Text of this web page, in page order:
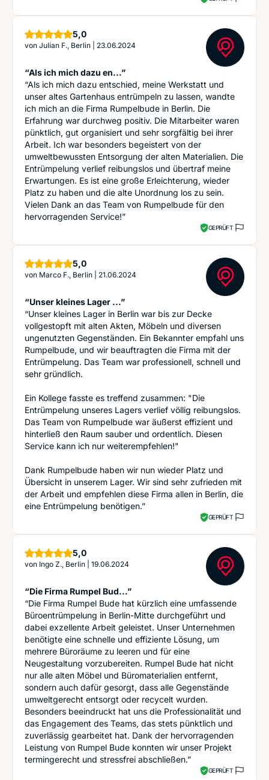
5,0Sterne
von Julian F., Berlin 23.06.2024
“Als ich mich dazu en...”
“Als ich mich dazu entschied, meine Werkstatt und
unser altes Gartenhaus entrümpeln zu lassen, wandte
ich mich an die Firma Rumpelbude in Berlin. Die
Erfahrung war durchweg positiv. Die Mitarbeiter waren
pünktlich, gut organisiert und sehr sorgfältig bei ihrer
Arbeit. Ich war besonders begeistert von der
umweltbewussten Entsorgung der alten Materialien. Die
Entrümpelung verlief reibungslos und übertraf meine
Erwartungen. Es ist eine große Erleichterung, wieder
Platz zu haben und die alte Unordnung los zu sein.
Vielen Dank an das Team von Rumpelbude für den
hervorragenden Service!”
GEPRÜFT
5,0Sterne
von Marco F., Berlin 21.06.2024
“Unser kleines Lager ...”
“Unser kleines Lager in Berlin war bis zur Decke
vollgestopft mit alten Akten, Möbeln und diversen
ungenutzten Gegenständen. Ein Bekannter empfahl uns
Rumpelbude, und wir beauftragten die Firma mit der
Entrümpelung. Das Team war professionell, schnell und
sehr gründlich.
Ein Kollege fasste es treffend zusammen: "Die
Entrümpelung unseres Lagers verlief völlig reibungslos.
Das Team von Rumpelbude war äußerst effizient und
hinterließ den Raum sauber und ordentlich. Diesen
Service kann ich nur weiterempfehlen!"
Dank Rumpelbude haben wir nun wieder Platz und
Übersicht in unserem Lager. Wir sind sehr zufrieden mit
der Arbeit und empfehlen diese Firma allen in Berlin, die
eine Entrümpelung benötigen.”
GEPRÜFT
5,0Sterne
von Ingo Z., Berlin 19.06.2024
“Die Firma Rumpel Bud...”
“Die Firma Rumpel Bude hat kürzlich eine umfassende
Büroentrümpelung in Berlin-Mitte durchgeführt und
dabei exzellente Arbeit geleistet. Unser Unternehmen
benötigte eine schnelle und effiziente Lösung, um
mehrere Büroräume zu leeren und für eine
Neugestaltung vorzubereiten. Rumpel Bude hat nicht
nur alle alten Möbel und Büromaterialien entfernt,
sondern auch dafür gesorgt, dass alle Gegenstände
umweltgerecht entsorgt oder recycelt wurden.
Besonders beeindruckt hat uns die Professionalität und
das Engagement des Teams, das stets pünktlich und
zuverlässig gearbeitet hat. Dank der hervorragenden
Leistung von Rumpel Bude konnten wir unser Projekt
termingerecht und stressfrei abschließen.”
GEPRÜFT